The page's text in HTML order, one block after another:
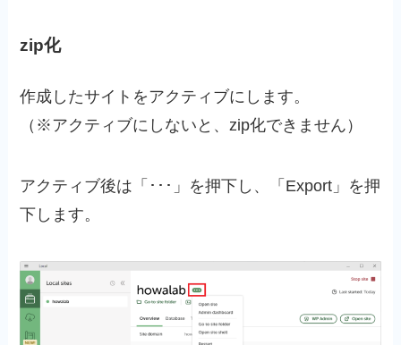
zip化
作成したサイトをアクティブにします。
（※アクティブにしないと、zip化できません）
アクティブ後は「･･･」を押下し、「Export」を押
下します。